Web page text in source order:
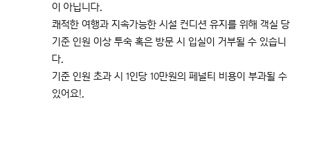
이 아닙니다.
쾌적한 여행과 지속가능한 시설 컨디션 유지를 위해 객실 당
기준 인원 이상 투숙 혹은 방문 시 입실이 거부될 수 있습니
다.
기준 인원 초과 시 1인당 10만원의 페널티 비용이 부과될 수
있어요!.